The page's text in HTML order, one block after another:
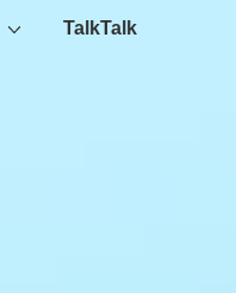
TalkTalk